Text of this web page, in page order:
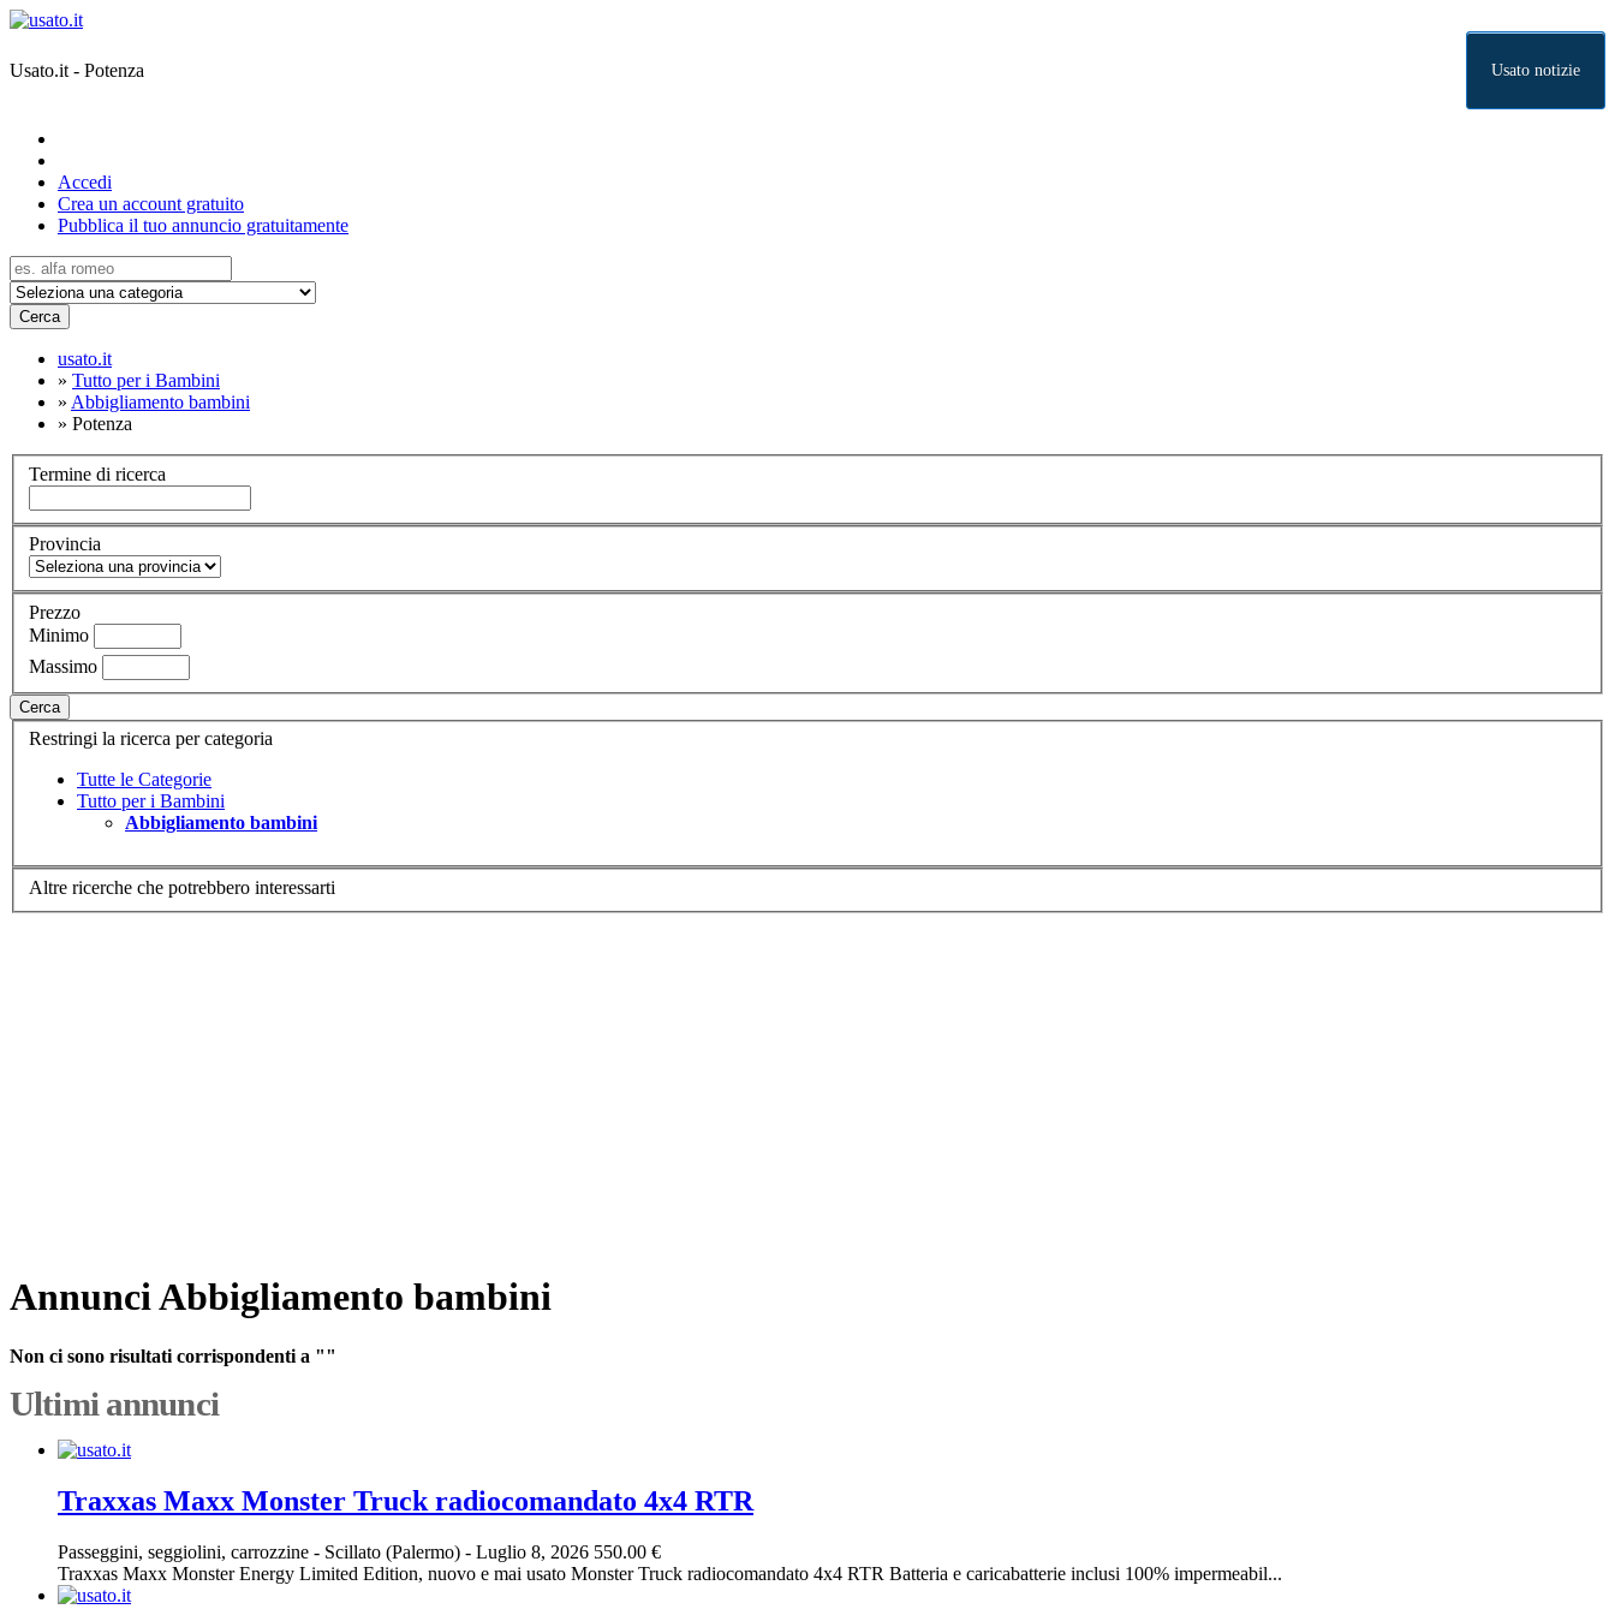
Usato.it - Potenza Usato notizie
Accedi
Crea un account gratuito
Pubblica il tuo annuncio gratuitamente
Cerca
usato.it
» Tutto per i Bambini
» Abbigliamento bambini
» Potenza
Termine di ricerca
Provincia
Prezzo
Minimo
Massimo
Cerca
Restringi la ricerca per categoria
Tutte le Categorie
Tutto per i Bambini
Abbigliamento bambini
Altre ricerche che potrebbero interessarti
Annunci Abbigliamento bambini
Non ci sono risultati corrispondenti a ""
Ultimi annunci
Traxxas Maxx Monster Truck radiocomandato 4x4 RTR
Passeggini, seggiolini, carrozzine - Scillato (Palermo) - Luglio 8, 2026 550.00 €
Traxxas Maxx Monster Energy Limited Edition, nuovo e mai usato Monster Truck radiocomandato 4x4 RTR Batteria e caricabatterie inclusi 100% impermeabil...